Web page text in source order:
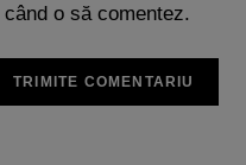
o să comentez.